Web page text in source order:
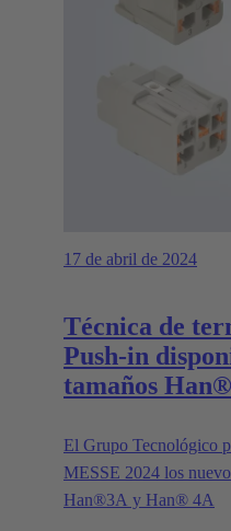
17 de abril de 2024
Técnica de
Push-in
tamaños
El Grupo Tecnológico
MESSE 2024 los
Han®3A y Han® 4A